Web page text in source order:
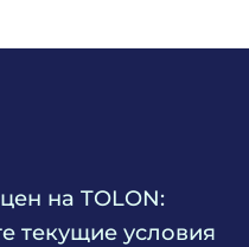
на TOLON:
текущие условия